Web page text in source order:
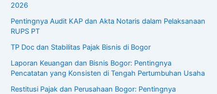
2026
Pentingnya Audit KAP dan Akta Notaris dalam Pelaksanaan
RUPS PT
TP Doc dan Stabilitas Pajak Bisnis di Bogor
Laporan Keuangan dan Bisnis Bogor: Pentingnya
Pencatatan yang Konsisten di Tengah Pertumbuhan Usaha
Restitusi Pajak dan Perusahaan Bogor: Pentingnya